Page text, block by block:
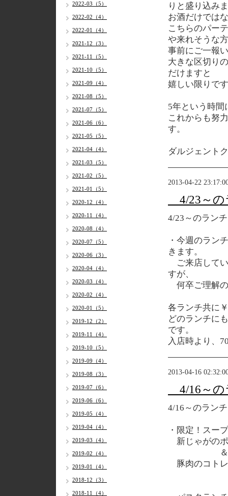
りと盛り込み
お酒だけでは
こちらのパー
や来れそうな
事前にご一報
大きな区切り
だけますと
嬉しい限りで
5年という時間
これからも努
す。
ダルジェント
2013-04-22
4/23～の
4/23～のラン
・今週のラン
きます。
ご来店して
すが、
何卒ご理解
各ランチ共に
どのランチに
です。
入店時より、
2013-04-16
4/16～の
4/16～のラン
・限定！スー
新じゃがの
＆
豚肉のコト
2022-03（5）
2022-02（4）
2022-01（4）
2021-12（3）
2021-11（5）
2021-10（5）
2021-09（4）
2021-08（5）
2021-07（5）
2021-06（6）
2021-05（5）
2021-04（4）
2021-03（5）
2021-02（5）
2021-01（5）
2020-12（4）
2020-11（4）
2020-08（4）
2020-07（5）
2020-06（3）
2020-04（4）
2020-03（4）
2020-02（4）
2020-01（5）
2019-12（2）
2019-11（4）
2019-10（5）
2019-09（4）
2019-08（3）
2019-07（6）
2019-06（6）
2019-05（4）
2019-04（4）
2019-03（4）
2019-02（4）
2019-01（4）
2018-12（3）
2018-11（4）